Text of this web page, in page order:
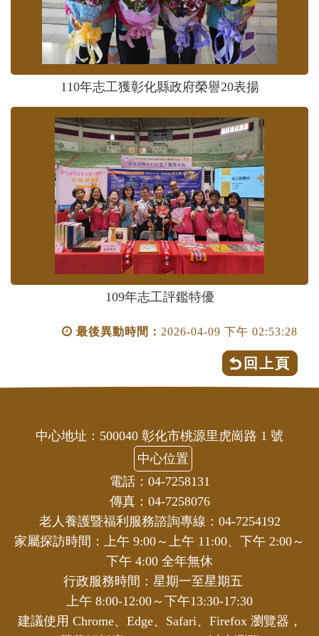
110年志工獲彰化縣政府榮譽20表揚
109年志工評鑑特優
最後異動時間： 2026-04-09 下午 02:53:28
回上頁
中心地址：500040 彰化市桃源里虎崗路 1 號
中心位置
電話：04-7258131
傳真：04-7258076
老人養護暨福利服務諮詢專線：04-7254192
家屬探訪時間：上午 9:00～上午 11:00、下午 2:00～
下午 4:00 全年無休
行政服務時間：星期一至星期五
上午 8:00-12:00～下午13:30-17:30
建議使用 Chrome、Edge、Safari、Firefox 瀏覽器，